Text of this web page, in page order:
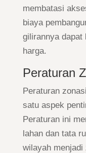
membatasi
biaya
gilirannya dapat
harga.
Peraturan
Peraturan
satu aspek
Peraturan ini
lahan dan tata
wilayah